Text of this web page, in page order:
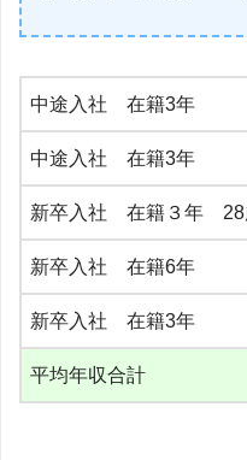
中途入社 在籍3年
中途入社 在籍3年
新卒入社 在籍３年 28
新卒入社 在籍6年
新卒入社 在籍3年
平均年収合計